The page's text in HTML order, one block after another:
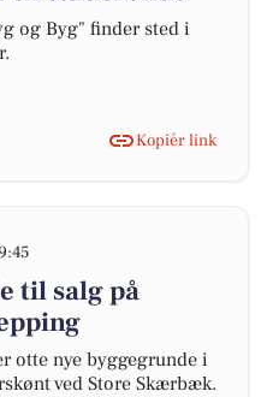
og Byg" finder sted i
Kopiér link
til salg på
otte nye byggegrunde i
ved Store Skærbæk.